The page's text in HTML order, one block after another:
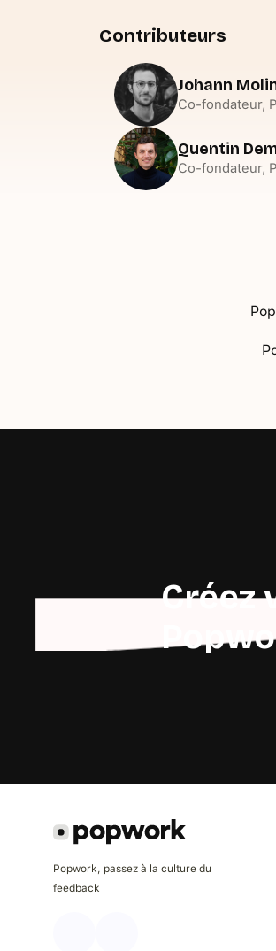
Contributeurs
Johann
Co-fondateur,
Quentin
Co-fondateur,
Créez
Popwork, passez à la culture du
feedback